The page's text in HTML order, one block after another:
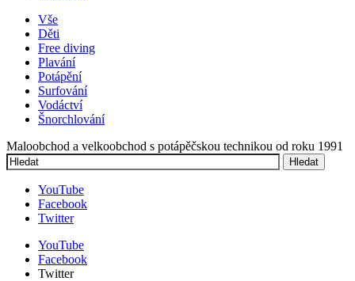
Vše
Děti
Free diving
Plavání
Potápění
Surfování
Vodáctví
Šnorchlování
Maloobchod a velkoobchod s potápěčskou technikou od roku 1991
Hledat
YouTube
Facebook
Twitter
YouTube
Facebook
Twitter